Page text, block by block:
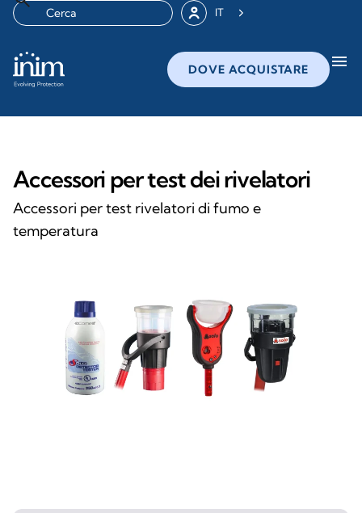
IT
DOVE ACQUISTARE menu
Accessori per test dei rivelatori
Accessori per test rivelatori di fumo e
temperatura